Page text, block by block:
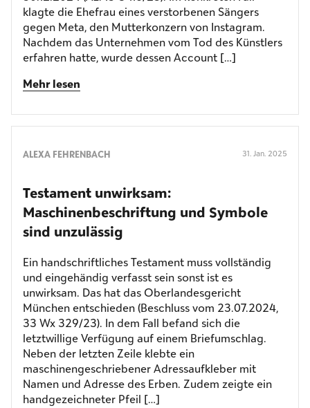
klagte die Ehefrau eines verstorbenen Sängers
gegen Meta, den Mutterkonzern von Instagram.
Nachdem das Unternehmen vom Tod des Künstlers
erfahren hatte, wurde dessen Account […]
Mehr lesen
ALEXA FEHRENBACH 31. Jan. 2025
Testament unwirksam:
Maschinenbeschriftung und Symbole
sind unzulässig
Ein handschriftliches Testament muss vollständig
und eingehändig verfasst sein sonst ist es
unwirksam. Das hat das Oberlandesgericht
München entschieden (Beschluss vom 23.07.2024,
33 Wx 329/23). In dem Fall befand sich die
letztwillige Verfügung auf einem Briefumschlag.
Neben der letzten Zeile klebte ein
maschinengeschriebener Adressaufkleber mit
Namen und Adresse des Erben. Zudem zeigte ein
handgezeichneter Pfeil […]